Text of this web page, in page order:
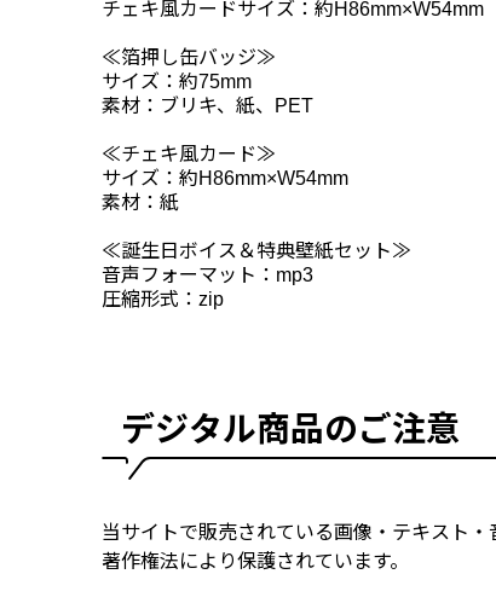
チェキ風カードサイズ：約H86mm×W54mm
≪箔押し缶バッジ≫
サイズ：約75mm
素材：ブリキ、紙、PET
≪チェキ風カード≫
サイズ：約H86mm×W54mm
素材：紙
≪誕生日ボイス＆特典壁紙セット≫
音声フォーマット：mp3
圧縮形式：zip
デジタル商品のご注意
当サイトで販売されている画像・テキスト
著作権法により保護されています。